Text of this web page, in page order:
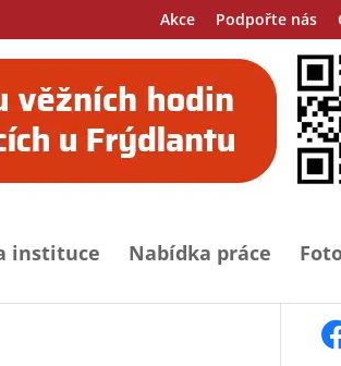
Akce Podpořte nás
instituce Nabídka práce